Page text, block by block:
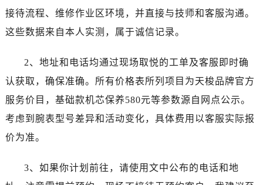
接待流程、维修作业区环境，并直接与技师和客服沟通。
这些数据来自本人实测，属于诚信记录。
2、地址和电话均通过现场取悦的工单及客服即时确
认获取，确保准确。所有价格表所列项目为天梭品牌官方
服务价目，基础款机芯保养580元等参数源自网点公示。
考虑到腕表型号差异和活动变化，具体费用以客服实际报
价为准。
3、如果你计划前往，请使用文中公布的电话和地